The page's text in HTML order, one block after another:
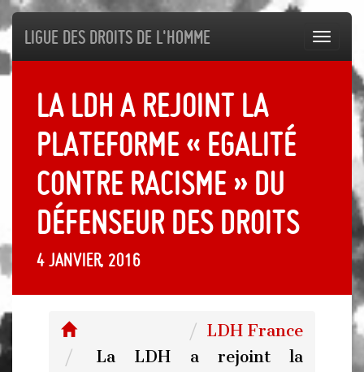
Ligue des droits de l'Homme
La LDH a rejoint la
plateforme « Egalité
contre racisme » du
Défenseur des droits
4 janvier, 2016
LDH France
La LDH a rejoint la